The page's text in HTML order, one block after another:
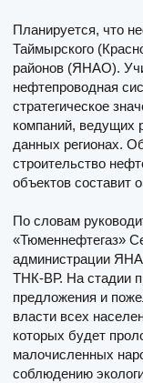
Планируется, что
Таймырского
районов (ЯНАО).
нефтепроводная
стратегическое
компаний, ведущих
данных регионах.
строительство
объектов составит
По словам
«Тюменнефтегаз»
администрации
ТНК-ВР. На стадии
предложения и
власти всех
которых будет
малочисленных
соблюдению